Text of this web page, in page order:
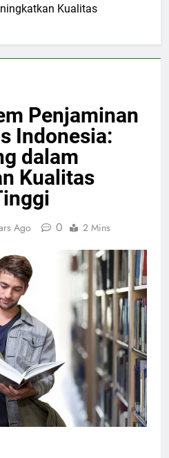
Kualitas
Penjaminan
Indonesia:
dalam
Kualitas
Ago 0 2 Mins